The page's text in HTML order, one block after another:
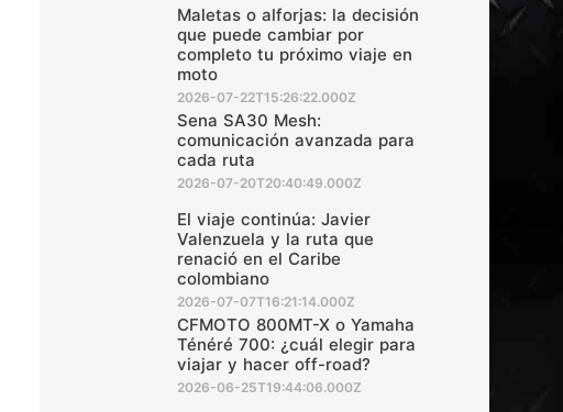
Maletas o alforjas: la decisión
que puede cambiar por
completo tu próximo viaje en
moto
2026-07-22T15:26:22.000Z
Sena SA30 Mesh:
comunicación avanzada para
cada ruta
2026-07-20T20:40:49.000Z
El viaje continúa: Javier
Valenzuela y la ruta que
renació en el Caribe
colombiano
2026-07-07T16:21:14.000Z
CFMOTO 800MT-X o Yamaha
Ténéré 700: ¿cuál elegir para
viajar y hacer off-road?
2026-06-25T19:44:06.000Z